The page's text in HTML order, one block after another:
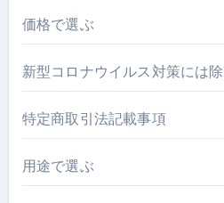
価格で選ぶ
新型コロナウイルス対策には
特定商取引法記載事項
用途で選ぶ